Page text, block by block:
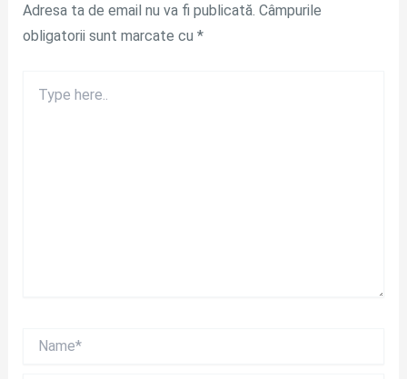
Adresa ta de email nu va fi publicată. Câmpurile
obligatorii sunt marcate cu *
here..